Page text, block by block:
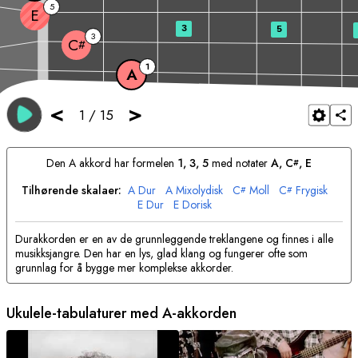
< 1 / 15 >
A 1
C# 3
E 5
3 5
Den A akkord har formelen 1, 3, 5 med notater A, C#, E
Tilhørende skalaer: A Dur A Mixolydisk C# Moll C# Frygisk
E Dur E Dorisk
Durakkorden er en av de grunnleggende treklangene og finnes i alle
musikksjangre. Den har en lys, glad klang og fungerer ofte som
grunnlag for å bygge mer komplekse akkorder.
Ukulele-tabulaturer med A-akkorden